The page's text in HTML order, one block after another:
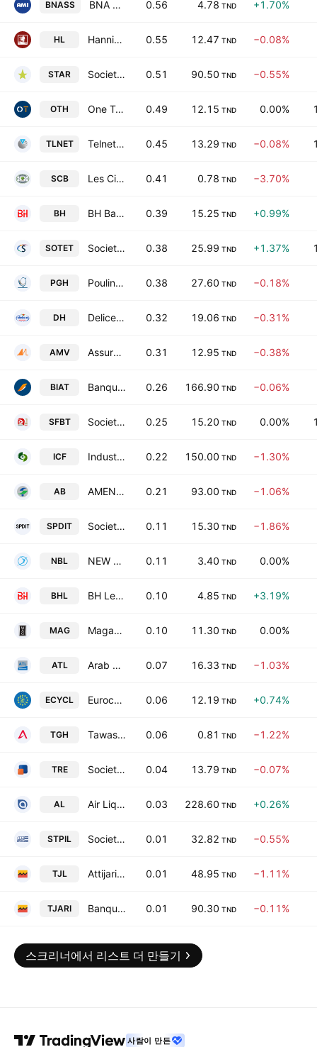
BNASS BNA Assurances 0.56 4.78 TND +1.70%
HL Hannibal Lease SA 0.55 12.47 TND −0.08%
STAR Societe Tunisienne d'Assurances et de Reassurances 0.51 90.50 TND −0.55%
OTH One Tech Holding SA 0.49 12.15 TND 0.00%
TLNET Telnet Holding SA 0.45 13.29 TND −0.08%
SCB Les Ciments de Bizerte SA 0.41 0.78 TND −3.70%
BH BH Bank 0.39 15.25 TND +0.99%
SOTET Societe Tunisienne d'Entreprises de Telecommunications 0.38 25.99 TND +1.37%
PGH Poulina Group Holding SA 0.38 27.60 TND −0.18%
DH Delice Holding SA 0.32 19.06 TND −0.31%
AMV Assurances Maghrebia Vie 0.31 12.95 TND −0.38%
BIAT Banque Internationale Arabe de Tunisie SA 0.26 166.90 TND −0.06%
SFBT Societe de Fabrication des Boissons de Tunisie SA 0.25 15.20 TND 0.00%
ICF Industries Chimiques du Fluor 0.22 150.00 TND −1.30%
AB AMEN BANK SA 0.21 93.00 TND −1.06%
SPDIT Societe de Placements et de Developpement Industriel et Touristique SA 0.11 15.30 TND −1.86%
NBL NEW BODY LINE 0.11 3.40 TND 0.00%
BHL BH Leasing SA 0.10 4.85 TND +3.19%
MAG Magasin General SA 0.10 11.30 TND 0.00%
ATL Arab Tunisian Lease SA 0.07 16.33 TND −1.03%
ECYCL Eurocycles SA 0.06 12.19 TND +0.74%
TGH Tawasol Group Holding SA 0.06 0.81 TND −1.22%
TRE Societe Tunisienne de Reassurance 0.04 13.79 TND −0.07%
AL Air Liquide Tunisie SA 0.03 228.60 TND +0.26%
STPIL Societe de Transport des Hydrocarbures par Pipelines SA 0.01 32.82 TND −0.55%
TJL Attijari Leasing SA 0.01 48.95 TND −1.11%
TJARI Banque Attijari de Tunisie SA 0.01 90.30 TND −0.11%
스크리너에서 리스트 더 만들기
사람이 만든